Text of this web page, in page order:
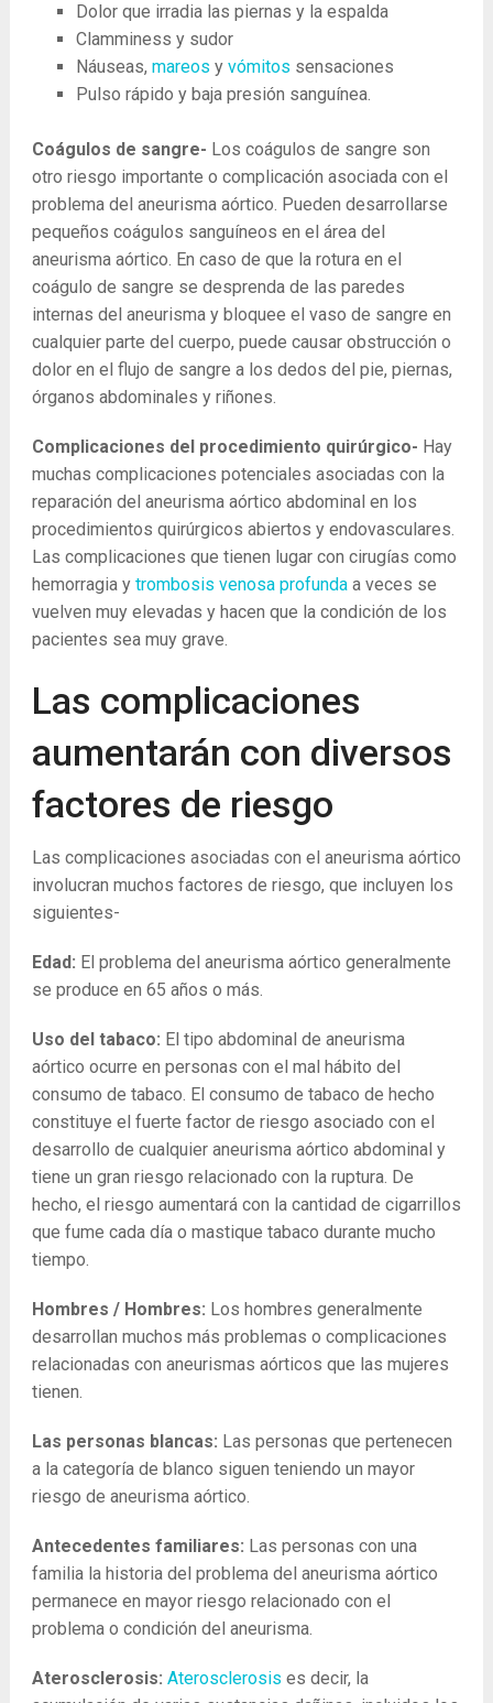
Dolor que irradia las piernas y la espalda
Clamminess y sudor
Náuseas, mareos y vómitos sensaciones
Pulso rápido y baja presión sanguínea.
Coágulos de sangre- Los coágulos de sangre son
otro riesgo importante o complicación asociada con el
problema del aneurisma aórtico. Pueden desarrollarse
pequeños coágulos sanguíneos en el área del
aneurisma aórtico. En caso de que la rotura en el
coágulo de sangre se desprenda de las paredes
internas del aneurisma y bloquee el vaso de sangre en
cualquier parte del cuerpo, puede causar obstrucción o
dolor en el flujo de sangre a los dedos del pie, piernas,
órganos abdominales y riñones.
Complicaciones del procedimiento quirúrgico- Hay
muchas complicaciones potenciales asociadas con la
reparación del aneurisma aórtico abdominal en los
procedimientos quirúrgicos abiertos y endovasculares.
Las complicaciones que tienen lugar con cirugías como
hemorragia y trombosis venosa profunda a veces se
vuelven muy elevadas y hacen que la condición de los
pacientes sea muy grave.
Las complicaciones
aumentarán con diversos
factores de riesgo
Las complicaciones asociadas con el aneurisma aórtico
involucran muchos factores de riesgo, que incluyen los
siguientes-
Edad: El problema del aneurisma aórtico generalmente
se produce en 65 años o más.
Uso del tabaco: El tipo abdominal de aneurisma
aórtico ocurre en personas con el mal hábito del
consumo de tabaco. El consumo de tabaco de hecho
constituye el fuerte factor de riesgo asociado con el
desarrollo de cualquier aneurisma aórtico abdominal y
tiene un gran riesgo relacionado con la ruptura. De
hecho, el riesgo aumentará con la cantidad de cigarrillos
que fume cada día o mastique tabaco durante mucho
tiempo.
Hombres / Hombres: Los hombres generalmente
desarrollan muchos más problemas o complicaciones
relacionadas con aneurismas aórticos que las mujeres
tienen.
Las personas blancas: Las personas que pertenecen
a la categoría de blanco siguen teniendo un mayor
riesgo de aneurisma aórtico.
Antecedentes familiares: Las personas con una
familia la historia del problema del aneurisma aórtico
permanece en mayor riesgo relacionado con el
problema o condición del aneurisma.
Aterosclerosis: Aterosclerosis es decir, la